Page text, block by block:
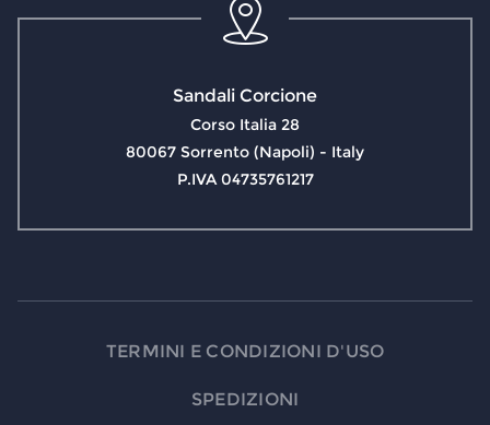
Sandali Corcione
Corso Italia 28
80067 Sorrento (Napoli) - Italy
P.IVA 04735761217
TERMINI E CONDIZIONI D'USO
SPEDIZIONI